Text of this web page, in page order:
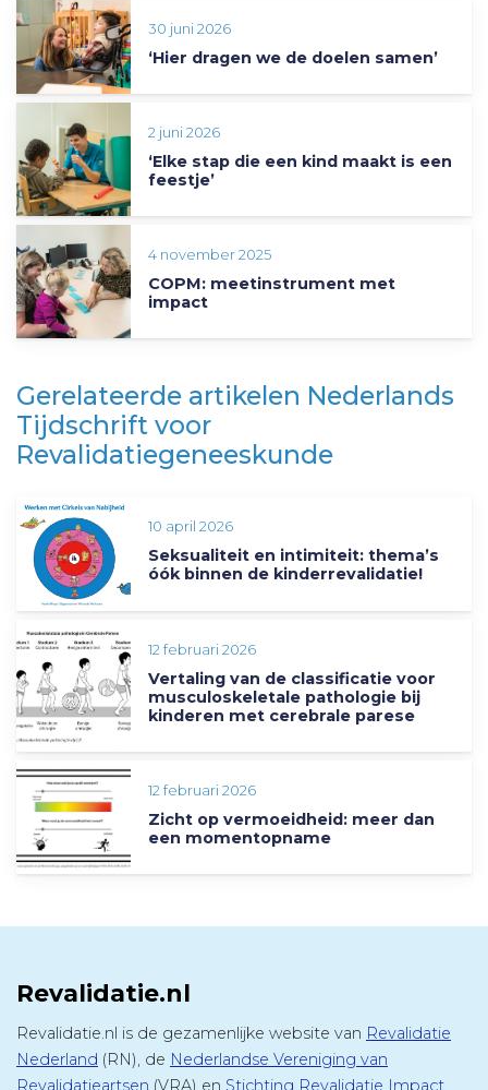
30 juni 2026
‘Hier dragen we de doelen samen’
2 juni 2026
‘Elke stap die een kind maakt is een
feestje’
4 november 2025
COPM: meetinstrument met
impact
Gerelateerde artikelen Nederlands
Tijdschrift voor
Revalidatiegeneeskunde
10 april 2026
Seksualiteit en intimiteit: thema’s
óók binnen de kinderrevalidatie!
12 februari 2026
Vertaling van de classificatie voor
musculoskeletale pathologie bij
kinderen met cerebrale parese
12 februari 2026
Zicht op vermoeidheid: meer dan
een momentopname
Revalidatie.nl
Revalidatie.nl is de gezamenlijke website van Revalidatie
Nederland (RN), de Nederlandse Vereniging van
Revalidatieartsen (VRA) en Stichting Revalidatie Impact